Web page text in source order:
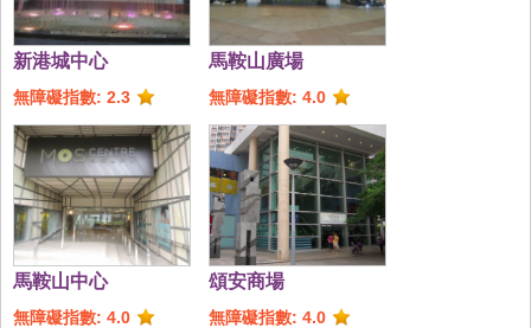
新港城中心
無障礙指數: 2.3
馬鞍山廣場
無障礙指數: 4.0
馬鞍山中心
無障礙指數: 4.0
頌安商場
無障礙指數: 4.0